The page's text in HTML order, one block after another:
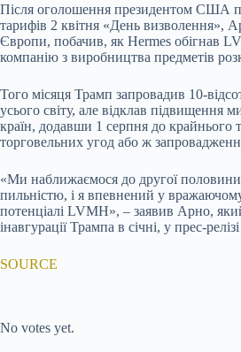
Після оголошення президентом США
тарифів 2 квітня «День визволення»,
Європи, побачив, як Hermes обігнав
компанію з виробництва предметів
Того місяця Трамп запровадив 10-
усього світу, але відклав підвищення
країн, додавши 1 серпня до крайнього
торговельних угод або ж
«Ми наближаємося до другої
пильністю, і я впевнений у
потенціалі LVMH», – заявив Арно,
інавгурації Трампа в січні, у прес-
SOURCE
No votes yet.